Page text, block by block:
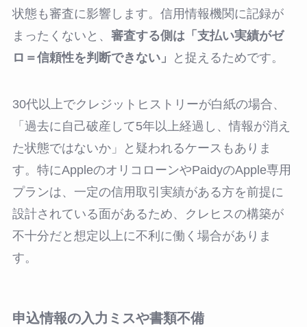
状態も審査に影響します。信用情報機関に記録が
まったくないと、 審査する側は「支払い実績がゼ
ロ＝信頼性を判断できない」
と捉えるためです。
30代以上でクレジットヒストリーが白紙の場合、
「過去に自己破産して5年以上経過し、情報が消え
た状態ではないか」と疑われるケースもありま
す。特にAppleのオリコローンやPaidyのApple専用
プランは、一定の信用取引実績がある方を前提に
設計されている面があるため、クレヒスの構築が
不十分だと想定以上に不利に働く場合がありま
す。
申込情報の入力ミスや書類不備